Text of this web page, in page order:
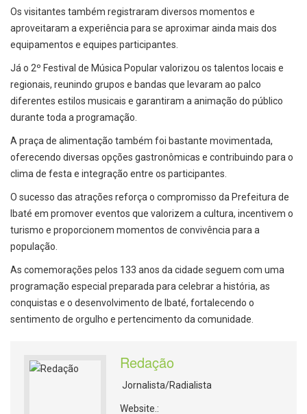
Os visitantes também registraram diversos momentos e
aproveitaram a experiência para se aproximar ainda mais dos
equipamentos e equipes participantes.
Já o 2º Festival de Música Popular valorizou os talentos locais e
regionais, reunindo grupos e bandas que levaram ao palco
diferentes estilos musicais e garantiram a animação do público
durante toda a programação.
A praça de alimentação também foi bastante movimentada,
oferecendo diversas opções gastronômicas e contribuindo para o
clima de festa e integração entre os participantes.
O sucesso das atrações reforça o compromisso da Prefeitura de
Ibaté em promover eventos que valorizem a cultura, incentivem o
turismo e proporcionem momentos de convivência para a
população.
As comemorações pelos 133 anos da cidade seguem com uma
programação especial preparada para celebrar a história, as
conquistas e o desenvolvimento de Ibaté, fortalecendo o
sentimento de orgulho e pertencimento da comunidade.
Redação
Jornalista/Radialista
Website.: